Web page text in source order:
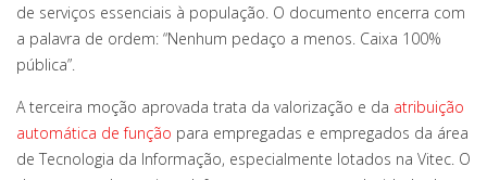
de serviços essenciais à população. O documento encerra com
a palavra de ordem: “Nenhum pedaço a menos. Caixa 100%
pública”.
A terceira moção aprovada trata da valorização e da atribuição
automática de função para empregadas e empregados da área
de Tecnologia da Informação, especialmente lotados na Vitec. O